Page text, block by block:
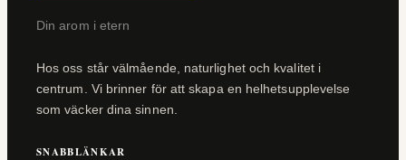
Din arom i etern
Hos oss står välmående, naturlighet och kvalitet i
centrum. Vi brinner för att skapa en helhetsupplevelse
som väcker dina sinnen.
SNABBLÄNKAR